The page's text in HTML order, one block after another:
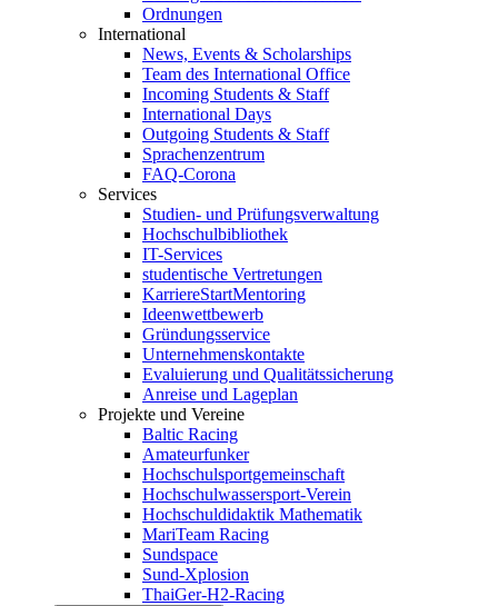
Ordnungen
International
News, Events & Scholarships
Team des International Office
Incoming Students & Staff
International Days
Outgoing Students & Staff
Sprachenzentrum
FAQ-Corona
Services
Studien- und Prüfungsverwaltung
Hochschulbibliothek
IT-Services
studentische Vertretungen
KarriereStartMentoring
Ideenwettbewerb
Gründungsservice
Unternehmenskontakte
Evaluierung und Qualitätssicherung
Anreise und Lageplan
Projekte und Vereine
Baltic Racing
Amateurfunker
Hochschulsportgemeinschaft
Hochschulwassersport-Verein
Hochschuldidaktik Mathematik
MariTeam Racing
Sundspace
Sund-Xplosion
ThaiGer-H2-Racing